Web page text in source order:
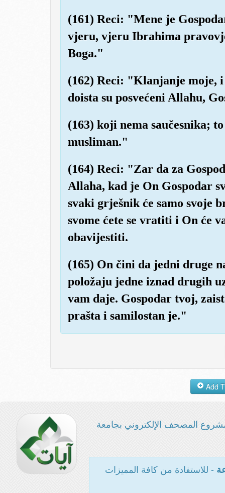
(161) Reci: "Mene je
vjeru, vjeru Ibrahima
Boga."
(162) Reci: "Klanjanje moje,
doista su posvećeni Allahu,
(163) koji nema saučesnika;
musliman."
(164) Reci: "Zar da za
Allaha, kad je On Gospodar
svaki grješnik će samo svoje
svome ćete se vratiti i On će
obavijestiti.
(165) On čini da jedni druge
položaju jedne iznad drugih
vam daje. Gospodar tvoj,
prašta i samilostan je."
المصحف الإلكتروني بجامعة
- للاستفادة من كافة المميزات